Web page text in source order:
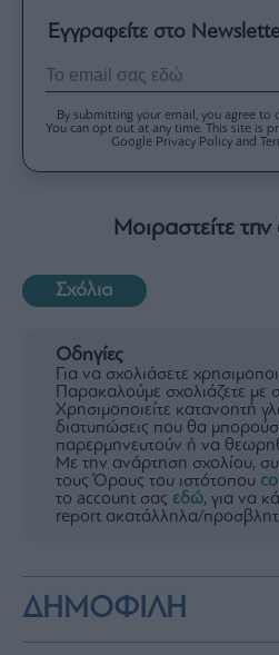
Εγγραφείτε στο
By submitting your email, you agree to
You can opt out at any time. This site is
Google Privacy Policy and
Μοιραστείτε
Σχόλια
Οδηγίες
Για να σχολιάσετε
Παρακαλούμε σχολιάζετε με
Χρησιμοποιείτε κατανοητή
διατυπώσεις που θα
παρερμηνευτούν ή να
Με την ανάρτηση σχολίου,
τους Όρους του ιστότοπου
το account σας εδώ, για να
report ακατάλληλα/
ΔΗΜΟΦΙΛΗ